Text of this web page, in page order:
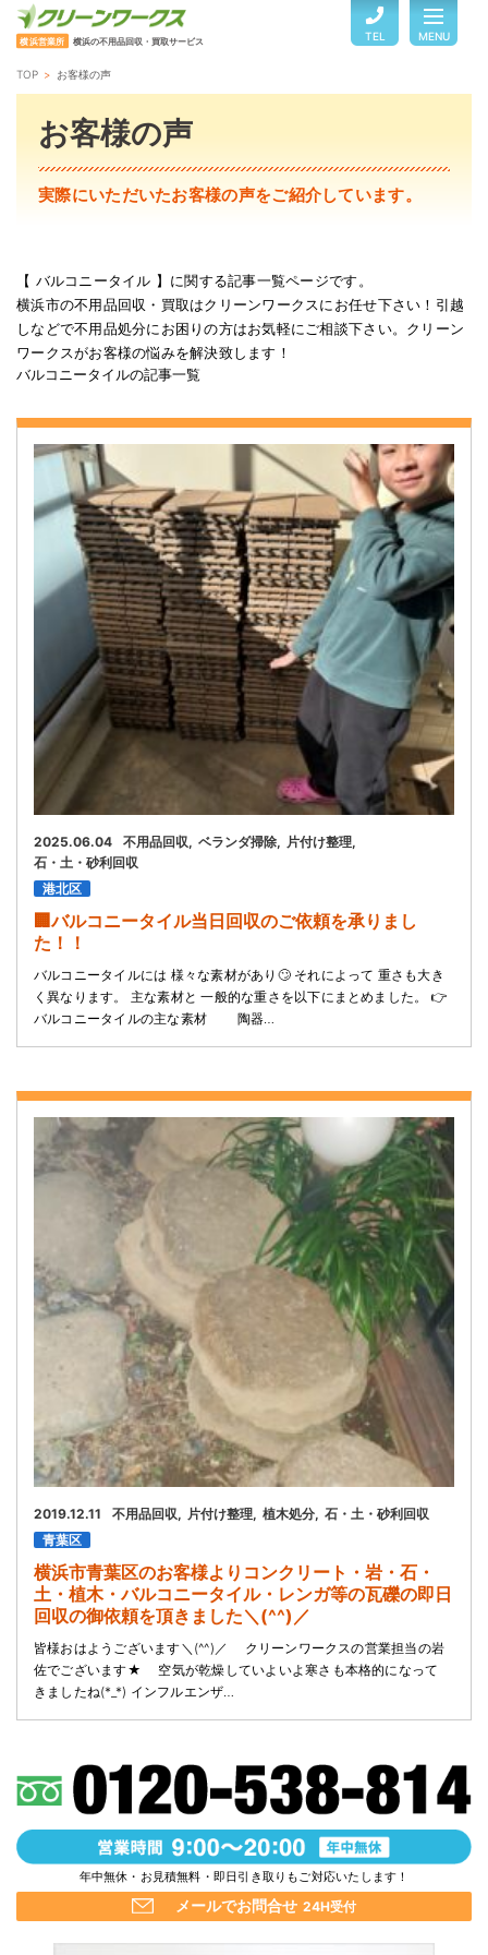
横浜営業所 横浜の不用品回収・買取サービス TEL MENU
サービスのご案内
回収品目・料金
お客様の声
お問い合わせ
会社概要
キャンペーン
WEB割引券プレゼント！
TOP お客様の声
お客様の声
実際にいただいたお客様の声をご紹介しています。
【 バルコニータイル 】に関する記事一覧ページです。
横浜市の不用品回収・買取はクリーンワークスにお任せ下さい！引越
しなどで不用品処分にお困りの方はお気軽にご相談下さい。クリーン
ワークスがお客様の悩みを解決致します！
バルコニータイルの記事一覧
2025.06.04 不用品回収 ベランダ掃除
片付け整理
石・土・砂利回収
港北区
🏢バルコニータイル当日回収のご依頼を承りまし
た！！
バルコニータイルには 様々な素材があり🙄 それによって 重さも大き
く異なります。 主な素材と 一般的な重さを以下にまとめました。 👉
バルコニータイルの主な素材 陶器…
2019.12.11 不用品回収 片付け整理 植木処分 石・土・砂利回収
青葉区
横浜市青葉区のお客様よりコンクリート・岩・石・
土・植木・バルコニータイル・レンガ等の瓦礫の即日
回収の御依頼を頂きました＼(^^)／
皆様おはようございます＼(^^)／ クリーンワークスの営業担当の岩
佐でございます★ 空気が乾燥していよいよ寒さも本格的になって
きましたね(*_*) インフルエンザ…
年中無休・お見積無料・即日引き取りもご対応いたします！
メールでお問合せ 24H受付